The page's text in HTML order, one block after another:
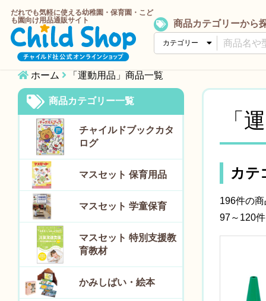
だれでも気軽に使える幼稚園・保育園・こど
も園向け用品通販サイト
商品カテゴリーから
ホーム 「運動用品」商品一覧
「
カテ
196件の
97～120
商品カテゴリー一覧
チャイルドブックカタ
ログ
マスセット 保育用品
マスセット 学童保育
マスセット 特別支援教
育教材
かみしばい・絵本